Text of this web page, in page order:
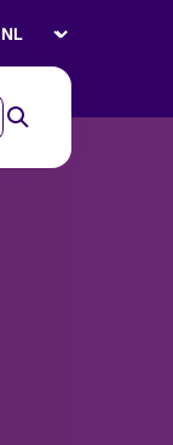
Selecteer taal